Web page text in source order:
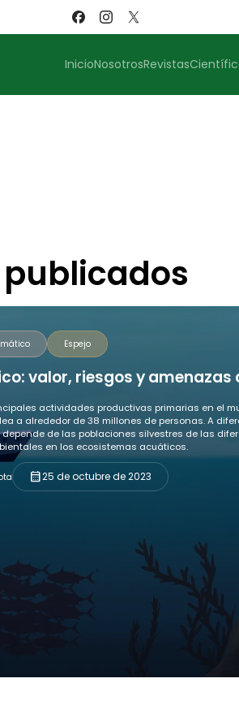
InicioNosotrosRevistas
Espejo
valor, riesgos y
actividades productivas primarias en el
a alrededor de 38 millones de personas. A
de las poblaciones silvestres de las
en los ecosistemas acuáticos.
calendar_month25 de octubre de 2023